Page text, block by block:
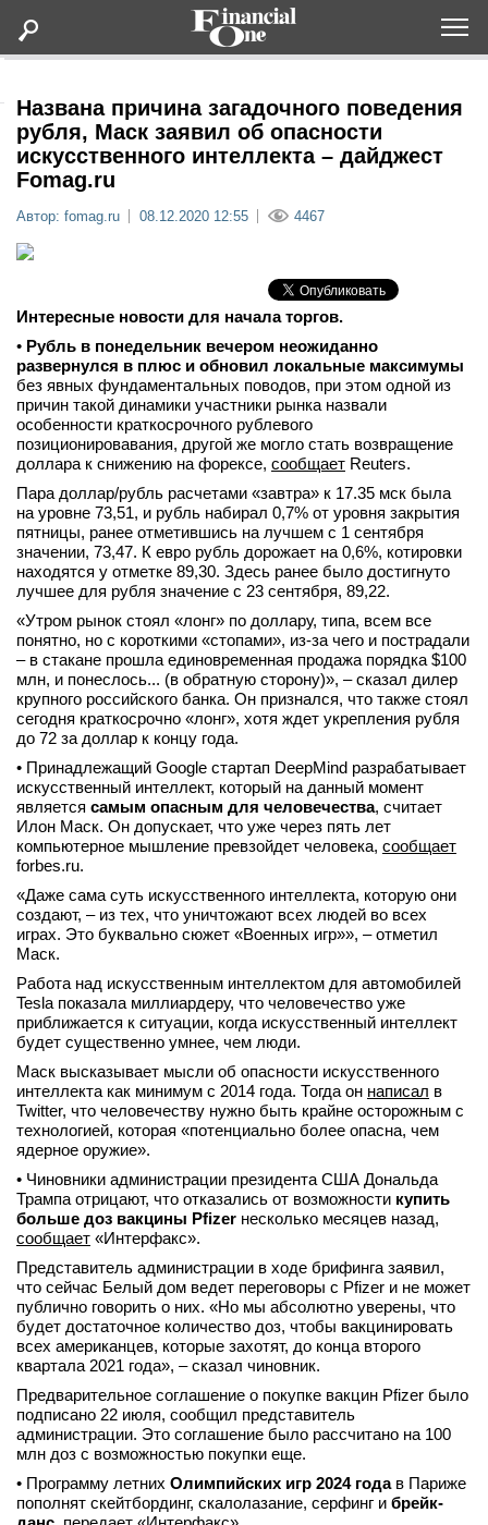
Статьи
Дайджесты
Мероприятия
Новости
Интервью
вконтакте
телеграм
Стать автором
Вход
Названа причина загадочного поведения
рубля, Маск заявил об опасности
искусственного интеллекта – дайджест
Fomag.ru
Автор: fomag.ru 08.12.2020 12:55 4467
Интересные новости для начала торгов.
• Рубль в понедельник вечером неожиданно
развернулся в плюс и обновил локальные максимумы
без явных фундаментальных поводов, при этом одной из
причин такой динамики участники рынка назвали
особенности краткосрочного рублевого
позиционировавания, другой же могло стать возвращение
доллара к снижению на форексе, сообщает Reuters.
Пара доллар/рубль расчетами «завтра» к 17.35 мск была
на уровне 73,51, и рубль набирал 0,7% от уровня закрытия
пятницы, ранее отметившись на лучшем с 1 сентября
значении, 73,47. К евро рубль дорожает на 0,6%, котировки
находятся у отметке 89,30. Здесь ранее было достигнуто
лучшее для рубля значение с 23 сентября, 89,22.
«Утром рынок стоял «лонг» по доллару, типа, всем все
понятно, но с короткими «стопами», из-за чего и пострадали
– в стакане прошла единовременная продажа порядка $100
млн, и понеслось... (в обратную сторону)», – сказал дилер
крупного российского банка. Он признался, что также стоял
сегодня краткосрочно «лонг», хотя ждет укрепления рубля
до 72 за доллар к концу года.
• Принадлежащий Google стартап DeepMind разрабатывает
искусственный интеллект, который на данный момент
является самым опасным для человечества, считает
Илон Маск. Он допускает, что уже через пять лет
компьютерное мышление превзойдет человека, сообщает
forbes.ru.
«Даже сама суть искусственного интеллекта, которую они
создают, – из тех, что уничтожают всех людей во всех
играх. Это буквально сюжет «Военных игр»», – отметил
Маск.
Работа над искусственным интеллектом для автомобилей
Tesla показала миллиардеру, что человечество уже
приближается к ситуации, когда искусственный интеллект
будет существенно умнее, чем люди.
Маск высказывает мысли об опасности искусственного
интеллекта как минимум с 2014 года. Тогда он написал в
Twitter, что человечеству нужно быть крайне осторожным с
технологией, которая «потенциально более опасна, чем
ядерное оружие».
• Чиновники администрации президента США Дональда
Трампа отрицают, что отказались от возможности купить
больше доз вакцины Pfizer несколько месяцев назад,
сообщает «Интерфакс».
Представитель администрации в ходе брифинга заявил,
что сейчас Белый дом ведет переговоры с Pfizer и не может
публично говорить о них. «Но мы абсолютно уверены, что
будет достаточное количество доз, чтобы вакцинировать
всех американцев, которые захотят, до конца второго
квартала 2021 года», – сказал чиновник.
Предварительное соглашение о покупке вакцин Pfizer было
подписано 22 июля, сообщил представитель
администрации. Это соглашение было рассчитано на 100
млн доз с возможностью покупки еще.
• Программу летних Олимпийских игр 2024 годав Париже
пополнят скейтбординг, скалолазание, серфинг и брейк-